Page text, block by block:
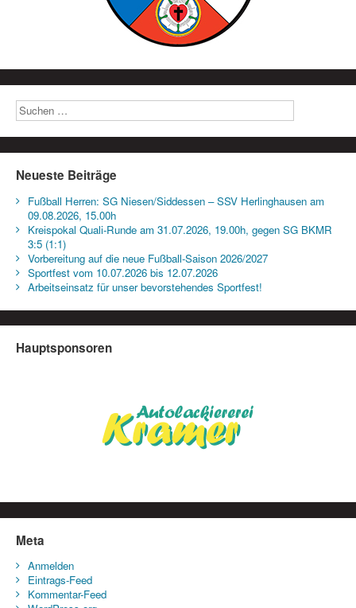
Neueste Beiträge
Fußball Herren: SG Niesen/Siddessen – SSV Herlinghausen am
09.08.2026, 15.00h
Kreispokal Quali-Runde am 31.07.2026, 19.00h, gegen SG BKMR
3:5 (1:1)
Vorbereitung auf die neue Fußball-Saison 2026/2027
Sportfest vom 10.07.2026 bis 12.07.2026
Arbeitseinsatz für unser bevorstehendes Sportfest!
Hauptsponsoren
Meta
Anmelden
Eintrags-Feed
Kommentar-Feed